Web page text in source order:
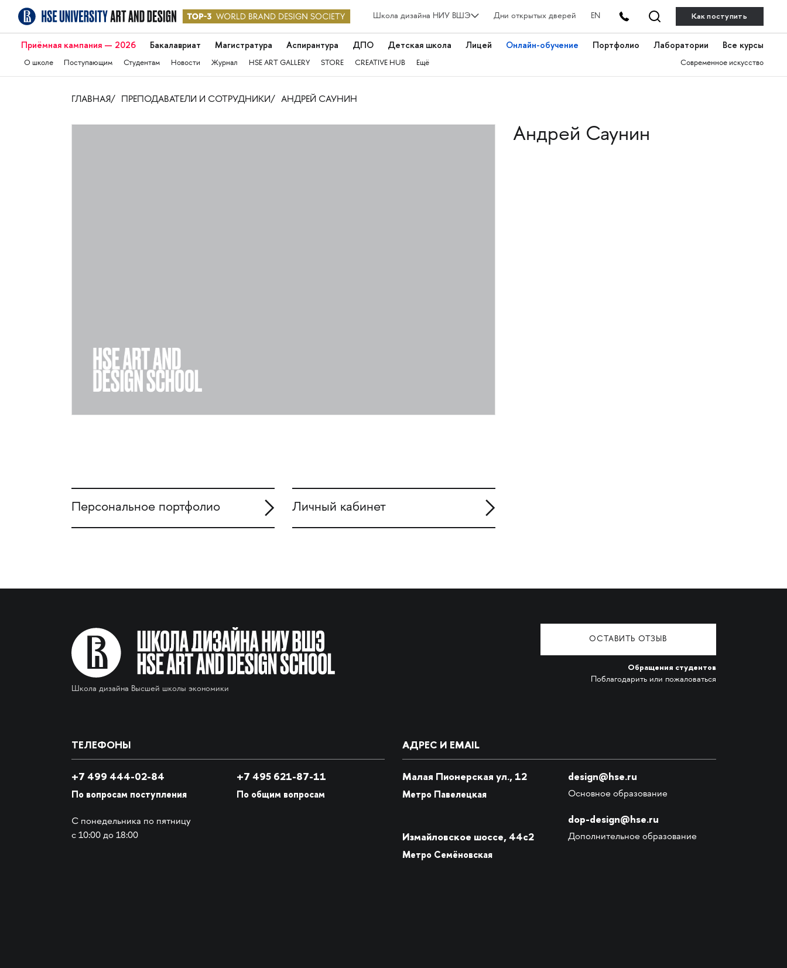
Школа дизайна НИУ ВШЭ Дни открытых дверей EN Как поступить
Приёмная кампания — 2026 Бакалавриат Магистратура Аспирантура ДПО Детская школа Лицей Онлайн-обучение Портфолио Лаборатории Все курсы
О школе Поступающим Студентам Новости Журнал HSE ART GALLERY STORE CREATIVE HUB Ещё Современное искусство
ГЛАВНАЯ ПРЕПОДАВАТЕЛИ И СОТРУДНИКИ АНДРЕЙ САУНИН
Андрей Саунин
Персональное портфолио Личный кабинет
Школа дизайна Высшей школы экономики
ОСТАВИТЬ ОТЗЫВ
Обращения студентов
Поблагодарить или пожаловаться
ТЕЛЕФОНЫ
+7 499 444-02-84
По вопросам поступления
С понедельника по пятницу
с 10:00 до 18:00
+7 495 621-87-11
По общим вопросам
АДРЕС И EMAIL
Малая Пионерская ул., 12
Метро Павелецкая
Измайловское шоссе, 44с2
Метро Семёновская
design@hse.ru
Основное образование
dop-design@hse.ru
Дополнительное образование